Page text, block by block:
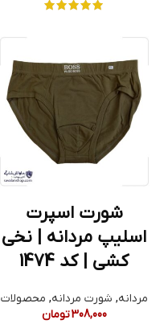
شورت اسپرت
اسلیپ مردانه | نخی
کشی | کد 1474
مردانه, شورت مردانه, محصولات
308,000تومان